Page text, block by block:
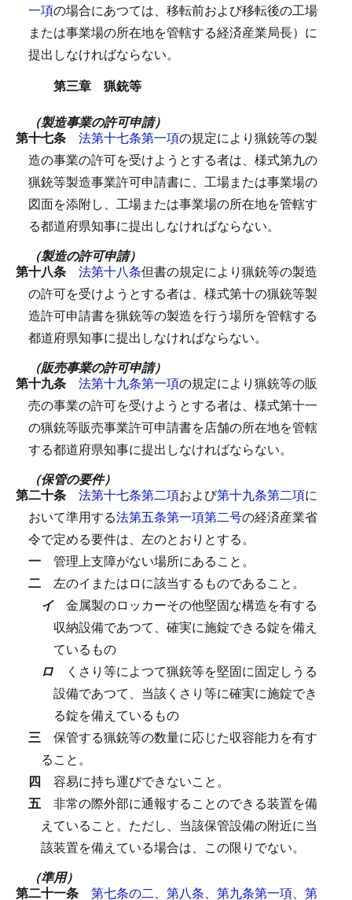
一項の場合にあつては、移転前および移転後の工場
または事業場の所在地を管轄する経済産業局長）に
提出しなければならない。
第三章 猟銃等
（製造事業の許可申請）
第十七条 法第十七条第一項の規定により猟銃等の製
造の事業の許可を受けようとする者は、様式第九の
猟銃等製造事業許可申請書に、工場または事業場の
図面を添附し、工場または事業場の所在地を管轄す
る都道府県知事に提出しなければならない。
（製造の許可申請）
第十八条 法第十八条但書の規定により猟銃等の製造
の許可を受けようとする者は、様式第十の猟銃等製
造許可申請書を猟銃等の製造を行う場所を管轄する
都道府県知事に提出しなければならない。
（販売事業の許可申請）
第十九条 法第十九条第一項の規定により猟銃等の販
売の事業の許可を受けようとする者は、様式第十一
の猟銃等販売事業許可申請書を店舗の所在地を管轄
する都道府県知事に提出しなければならない。
（保管の要件）
第二十条 法第十七条第二項および第十九条第二項に
おいて準用する法第五条第一項第二号の経済産業省
令で定める要件は、左のとおりとする。
一 管理上支障がない場所にあること。
二 左のイまたはロに該当するものであること。
イ 金属製のロッカーその他堅固な構造を有する
収納設備であつて、確実に施錠できる錠を備え
ているもの
ロ
くさり等によつて猟銃等を堅固に固定しうる
設備であつて、当該くさり等に確実に施錠でき
る錠を備えているもの
三 保管する猟銃等の数量に応じた収容能力を有す
ること。
四 容易に持ち運びできないこと。
五 非常の際外部に通報することのできる装置を備
えていること。 ただし、当該保管設備の附近に当
該装置を備えている場合は、この限りでない。
（準用）
第二十一条 第七条の二、 第八条、 第九条第一項、 第